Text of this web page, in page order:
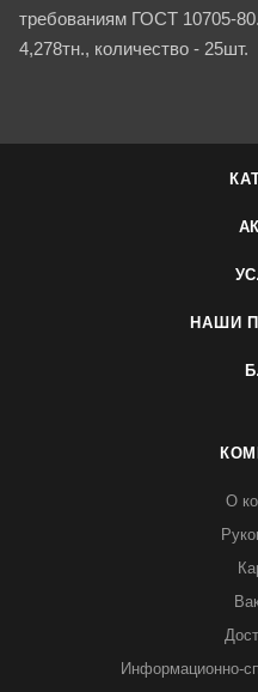
требованиям ГОСТ 10705-
4,278тн., количество - 25шт.
НАШИ
О
Информационно-